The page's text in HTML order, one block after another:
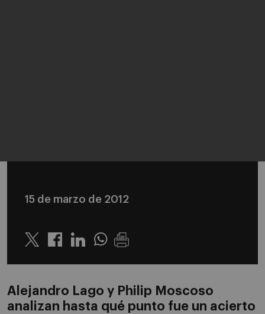
15 de marzo de 2012
Twitter LinkedinWhatsapp
Alejandro Lago y Philip Moscoso
analizan hasta qué punto fue un acierto